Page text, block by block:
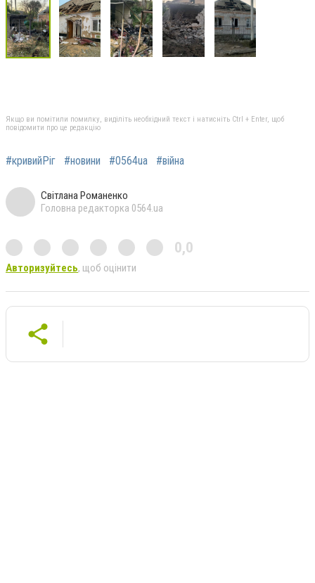
Якщо ви помітили помилку, виділіть необхідний текст і натисніть Ctrl + Enter, щоб
повідомити про це редакцію
#кривийРіг #новини #0564ua #війна
Світлана Романенко
Головна редакторка 0564.ua
0,0
Авторизуйтесь, щоб оцінити